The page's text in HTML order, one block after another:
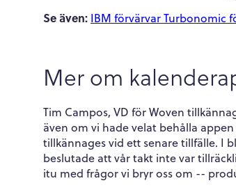
Se även: IBM förvärvar Turbonomic
Mer om
Tim Campos, VD för Woven
även om vi hade velat behålla
tillkännages vid ett senare tillfälle. I
beslutade att vår takt inte var
itu med frågor vi bryr oss om --